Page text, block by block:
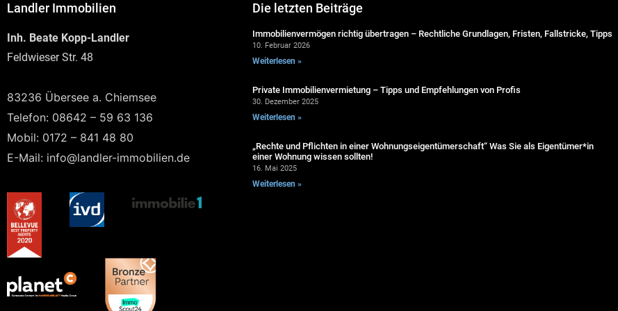
Landler Immobilien
Inh. Beate Kopp-Landler
Feldwieser Str. 48
83236 Übersee a. Chiemsee
Telefon: 08642 – 59 63 136
Mobil: 0172 – 841 48 80
E-Mail: info@landler-immobilien.de
Die letzten Beiträge
Immobilienvermögen richtig übertragen – Rechtliche Grundlagen, Fristen, Fallstricke, Tipps
10. Februar 2026
Weiterlesen »
Private Immobilienvermietung – Tipps und Empfehlungen von Profis
30. Dezember 2025
Weiterlesen »
„Rechte und Pflichten in einer Wohnungseigentümerschaft“ Was Sie als Eigentümer*in
einer Wohnung wissen sollten!
16. Mai 2025
Weiterlesen »